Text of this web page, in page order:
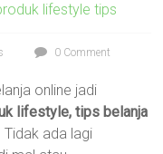
lifestyle tips
0 Comment
online jadi
lifestyle, tips belanja
Tidak ada lagi